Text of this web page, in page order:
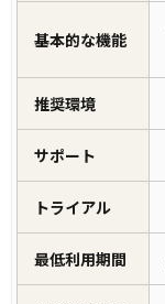
基本的な機能
推奨環境
サポート
トライアル
最低利用期間